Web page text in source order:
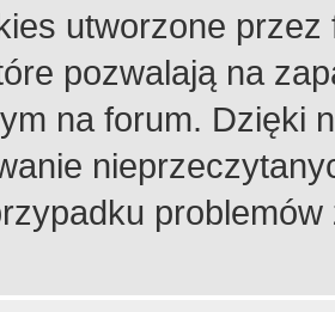
utworzone
pozwalają na
na forum. Dzięki